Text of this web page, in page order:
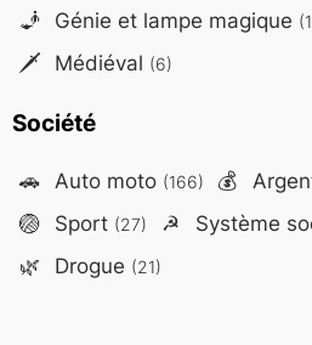
🧞 Génie et lampe magique
🗡️ Médiéval (6)
Société
🚗 Auto moto (166) 💰
🏐 Sport (27) ☭ Système
🌿 Drogue (21)